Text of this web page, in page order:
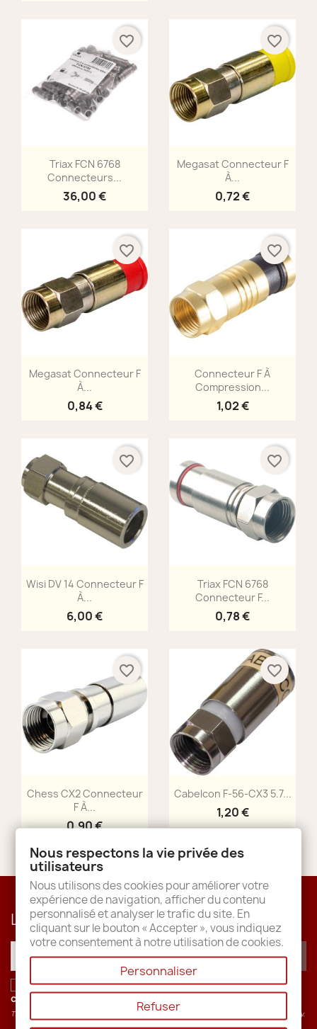
Aperçu rapide
Triax FCN 6768
Connecteurs...
36,00 €
favorite_border
Aperçu rapide
Megasat Connecteur F
À...
0,72 €
favorite_border
Aperçu rapide
Megasat Connecteur F
À...
0,84 €
favorite_border
Aperçu rapide
Connecteur F À
Compression...
1,02 €
favorite_border
Aperçu rapide
Wisi DV 14 Connecteur F
À...
6,00 €
favorite_border
Aperçu rapide
Triax FCN 6768
Connecteur F...
0,78 €
favorite_border
Aperçu rapide
Chess CX2 Connecteur
F À...
0,90 €
favorite_border
Aperçu rapide
Cabelcon F-56-CX3 5.7...
1,20 €
favorite_border
Lettre d'informations
J'accepte les conditions générales et lapolitique de
confidentialité
This site is protected by recaptcha and the Google apply.
Nous respectons la vie privée des
utilisateurs
Nous utilisons des cookies pour améliorer votre
expérience de navigation, afficher du contenu
personnalisé et analyser le trafic du site. En
cliquant sur le bouton « Accepter », vous indiquez
votre consentement à notre utilisation de cookies.
Personnaliser
Refuser